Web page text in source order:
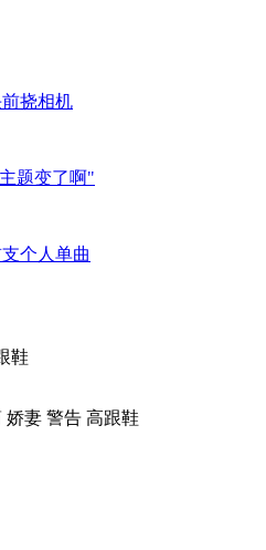
挠相机
题变了啊"
个人单曲
鞋
赞清纯
雪地高速驾车
鞋
娇妻 警告 高跟鞋